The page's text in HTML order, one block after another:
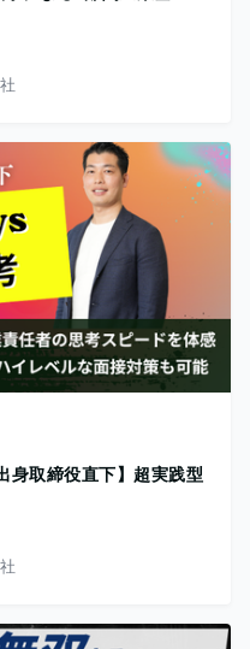
身取締役直下】超実践型